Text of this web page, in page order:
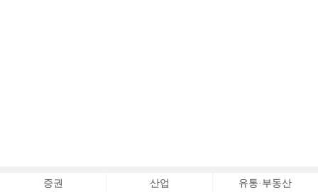
증권 산업 유통·부동산